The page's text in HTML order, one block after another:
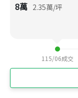
8萬 2.35萬/坪
115/06成交